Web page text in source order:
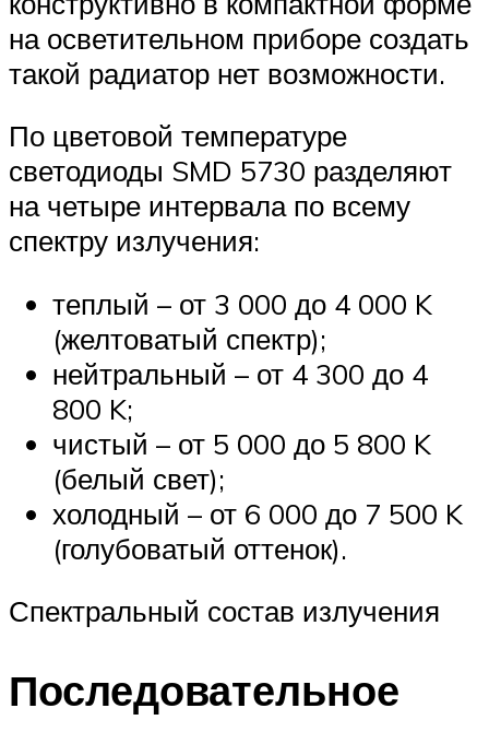
на осветительном приборе создать
такой радиатор нет возможности.
По цветовой температуре
светодиоды SMD 5730 разделяют
на четыре интервала по всему
спектру излучения:
теплый – от 3 000 до 4 000 K
(желтоватый спектр);
нейтральный – от 4 300 до 4
800 K;
чистый – от 5 000 до 5 800 K
(белый свет);
холодный – от 6 000 до 7 500 K
(голубоватый оттенок).
Спектральный состав излучения
Последовательное